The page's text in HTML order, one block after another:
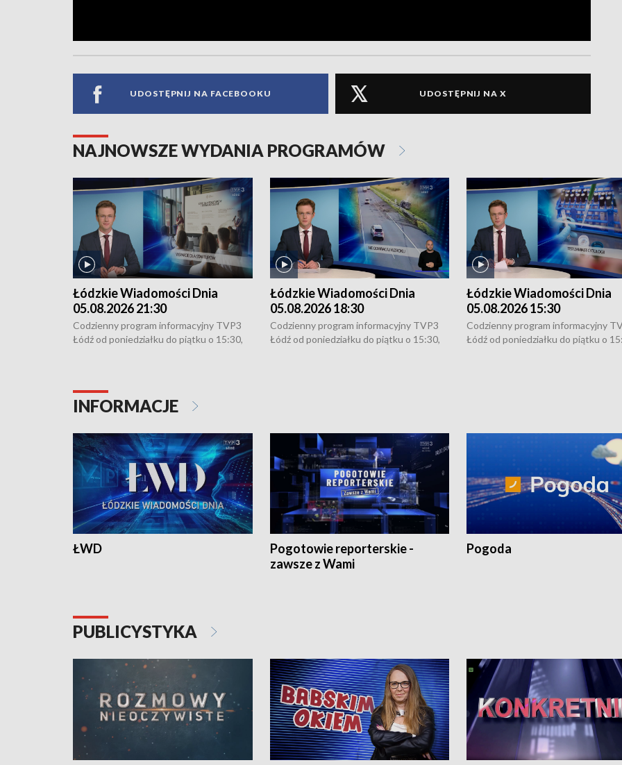
UDOSTĘPNIJ NA FACEBOOKU UDOSTĘPNIJ NA X
NAJNOWSZE WYDANIA PROGRAMÓW
Łódzkie Wiadomości Dnia
05.08.2026 21:30
Codzienny program informacyjny TVP3
Łódź od poniedziałku do piątku o 15:30,
Łódzkie Wiadomości Dnia
05.08.2026 18:30
Codzienny program informacyjny TVP3
Łódź od poniedziałku do piątku o 15:30,
Łódzkie Wiadomości Dnia
05.08.2026 15:30
Codzienny program informacyjny
Łódź od poniedziałku do piątku o
INFORMACJE
ŁWD
Pogotowie reporterskie -
zawsze z Wami
Pogoda
PUBLICYSTYKA